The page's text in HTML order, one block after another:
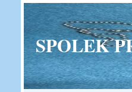
SPOLEK